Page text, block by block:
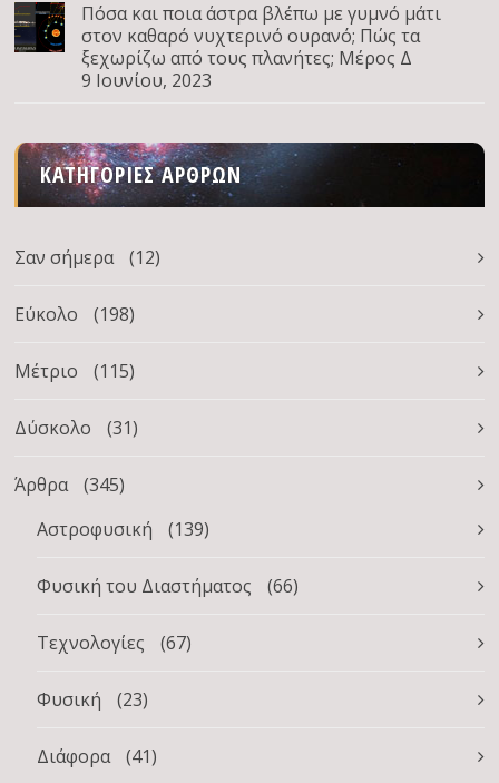
Πόσα και ποια άστρα βλέπω με γυμνό μάτι
στον καθαρό νυχτερινό ουρανό; Πώς τα
ξεχωρίζω από τους πλανήτες; Μέρος Δ
9 Ιουνίου, 2023
ΚΑΤΗΓΟΡΊΕΣ ΆΡΘΡΩΝ
Σαν σήμερα (12)
Εύκολο (198)
Μέτριο (115)
Δύσκολο (31)
Άρθρα
(345)
Αστροφυσική
(139)
Φυσική του Διαστήματος (66)
Τεχνολογίες (67)
Φυσική (23)
Διάφορα (41)